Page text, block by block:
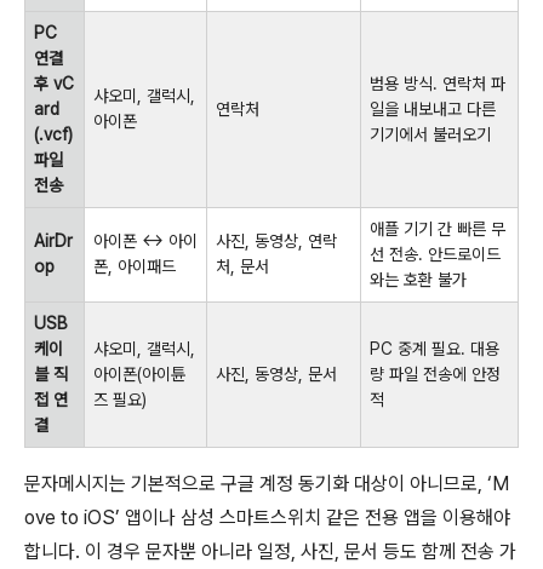
PC
연결
후 vC
ard
(.vcf)
파일
전송
샤오미, 갤럭시,
아이폰
연락처
범용 방식. 연락처 파
일을 내보내고 다른
기기에서 불러오기
AirDr
op
아이폰 ↔ 아이
폰, 아이패드
사진, 동영상, 연락
처, 문서
애플 기기 간 빠른 무
선 전송. 안드로이드
와는 호환 불가
USB
케이
블 직
접 연
결
샤오미, 갤럭시,
아이폰(아이튠
즈 필요)
사진, 동영상, 문서
PC 중계 필요. 대용
량 파일 전송에 안정
적
문자메시지는 기본적으로 구글 계정 동기화 대상이 아니므로, ‘M
ove to iOS’ 앱이나 삼성 스마트스위치 같은 전용 앱을 이용해야
합니다. 이 경우 문자뿐 아니라 일정, 사진, 문서 등도 함께 전송 가